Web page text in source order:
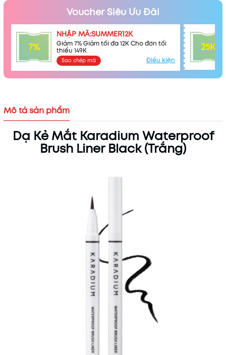
Voucher Siêu Ưu Đãi
7%
NHẬP MÃ:SUMMER12K
Giảm 7% Giảm tối đa 12K Cho đơn tối
thiểu 149K
Sao chép mã Điều kiện
25K
Mã khuyến mãi:
Mô tả sản phẩm
Dạ Kẻ Mắt Karadium Waterproof
Brush Liner Black (Trắng)